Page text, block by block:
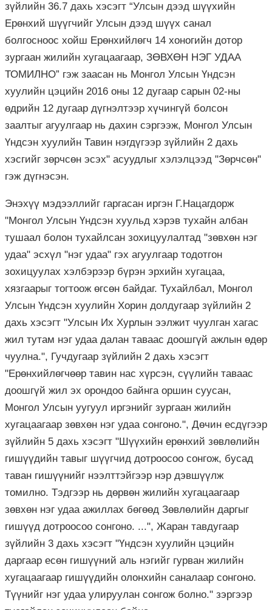
зүйлийн 36.7 дахь хэсэгт “Улсын дээд шүүхийн
Ерөнхий шүүгчийг Улсын дээд шүүх санал
болгосноос хойш Ерөнхийлөгч 14 хоногийн дотор
зургаан жилийн хугацаагаар, ЗӨВХӨН НЭГ УДАА
ТОМИЛНО” гэж заасан нь Монгол Улсын Үндсэн
хуулийн цэцийн 2016 оны 12 дугаар сарын 02-ны
өдрийн 12 дугаар дүгнэлтээр хүчингүй болсон
заалтыг агуулгаар нь дахин сэргээж, Монгол Улсын
Үндсэн хуулийн Тавин нэгдүгээр зүйлийн 2 дахь
хэсгийг зөрчсөн эсэх" асуудлыг хэлэлцээд "Зөрчсөн"
гэж дүгнэсэн.
Энэхүү мэдээллийг гаргасан иргэн Г.Нацагдорж
"Монгол Улсын Үндсэн хуульд хэрэв тухайн албан
тушаал болон тухайлсан зохицуулалтад "зөвхөн нэг
удаа" эсхүл "нэг удаа" гэх агуулгаар тодотгон
зохицуулах хэлбэрээр бүрэн эрхийн хугацаа,
хязгаарыг тогтоож өгсөн байдаг. Тухайлбал, Монгол
Улсын Үндсэн хуулийн Хорин долдугаар зүйлийн 2
дахь хэсэгт "Улсын Их Хурлын ээлжит чуулган хагас
жил тутам нэг удаа далан таваас доошгүй ажлын өдөр
чуулна.", Гучдугаар зүйлийн 2 дахь хэсэгт
"Ерөнхийлөгчөөр тавин нас хүрсэн, сүүлийн таваас
доошгүй жил эх орондоо байнга оршин суусан,
Монгол Улсын уугуул иргэнийг зургаан жилийн
хугацаагаар зөвхөн нэг удаа сонгоно.", Дөчин есдүгээр
зүйлийн 5 дахь хэсэгт "Шүүхийн ерөнхий зөвлөлийн
гишүүдийн тавыг шүүгчид дотроосоо сонгож, бусад
таван гишүүнийг нээлттэйгээр нэр дэвшүүлж
томилно. Тэдгээр нь дөрвөн жилийн хугацаагаар
зөвхөн нэг удаа ажиллах бөгөөд Зөвлөлийн даргыг
гишүүд дотроосоо сонгоно. ...", Жаран тавдугаар
зүйлийн 3 дахь хэсэгт "Үндсэн хуулийн цэцийн
даргаар есөн гишүүний аль нэгийг гурван жилийн
хугацаагаар гишүүдийн олонхийн саналаар сонгоно.
Түүнийг нэг удаа улируулан сонгож болно." зэргээр